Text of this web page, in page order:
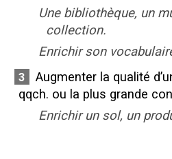
Une bibliothèque, un
collection.
Enrichir son
3
Augmenter la qualité
qqch. ou la plus grande
Enrichir un sol, un